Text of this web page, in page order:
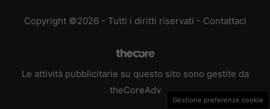
Copyright ©2026 - Tutti i diritti riservati - Contattaci
Le attività pubblicitarie su questo sito sono gestite da
theCoreAdv
Gestione preferenze cookie